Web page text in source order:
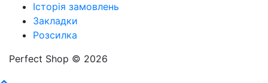
Історія замовлень
Закладки
Розсилка
Perfect Shop © 2026